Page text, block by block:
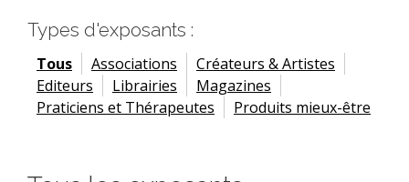
Types d'exposants :
Tous Associations
Créateurs & Artistes
Editeurs
Librairies
Magazines
Praticiens et Thérapeutes
Produits mieux-être